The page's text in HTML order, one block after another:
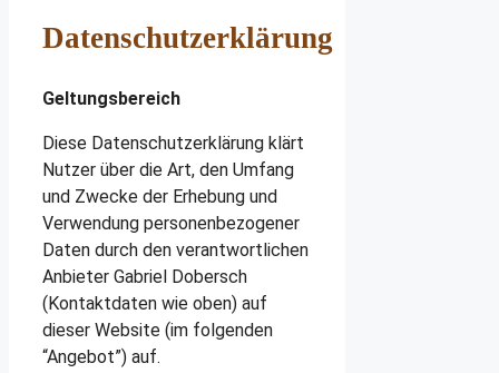
Datenschutzerklärung
Geltungsbereich
Diese Datenschutzerklärung klärt
Nutzer über die Art, den Umfang
und Zwecke der Erhebung und
Verwendung personenbezogener
Daten durch den verantwortlichen
Anbieter Gabriel Dobersch
(Kontaktdaten wie oben) auf
dieser Website (im folgenden
“Angebot”) auf.